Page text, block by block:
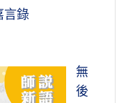
言錄
無
後